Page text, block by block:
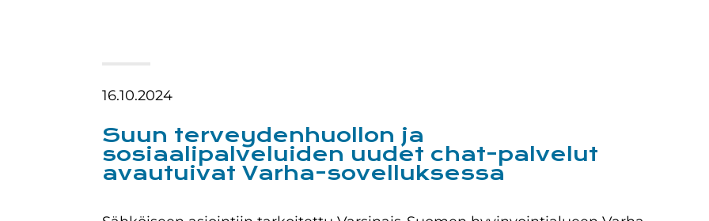
16.10.2024
Suun terveydenhuollon ja
sosiaalipalveluiden uudet chat-​palvelut
avautuivat Varha-​sovelluksessa